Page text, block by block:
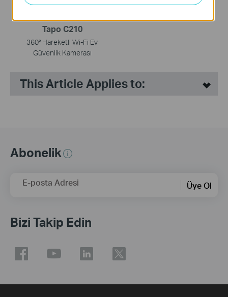
Tapo C210
360° Hareketli Wi-Fi Ev
Güvenlik Kamerası
This Article Applies to:
Abonelik
E-posta Adresi Üye Ol
Bizi Takip Edin